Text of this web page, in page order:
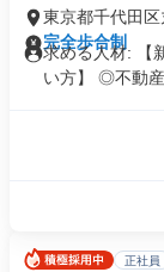
東京都千代田区
完全歩合制
求める人材: 【
い⽅】 ◎不動産
正社員